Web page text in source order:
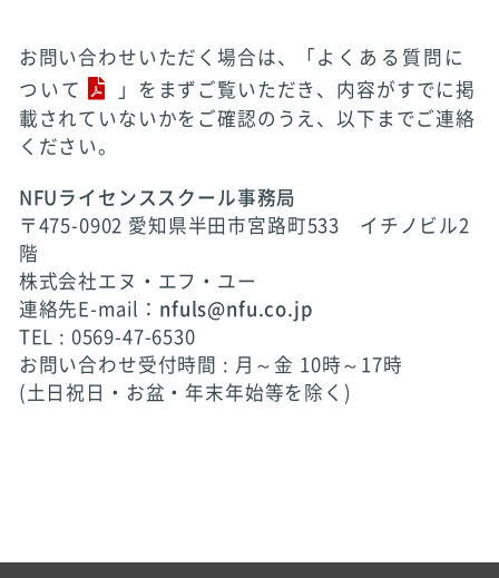
お問い合わせいただく場合は、「 よくある質問に
ついて
」をまずご覧いただき、内容がすでに掲
載されていないかをご確認のうえ、以下までご連絡
ください。
NFUライセンススクール事務局
〒475-0902 愛知県半田市宮路町533 イチノビル2
階
株式会社エヌ・エフ・ユー
連絡先E-mail： nfuls@nfu.co.jp
TEL : 0569-47-6530
お問い合わせ受付時間 : 月～金 10時～17時
(土日祝日・お盆・年末年始等を除く)